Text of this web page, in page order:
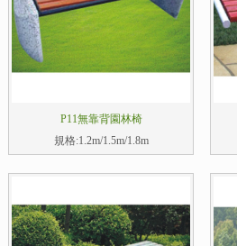
P11無靠背園林椅
規格:1.2m/1.5m/1.8m